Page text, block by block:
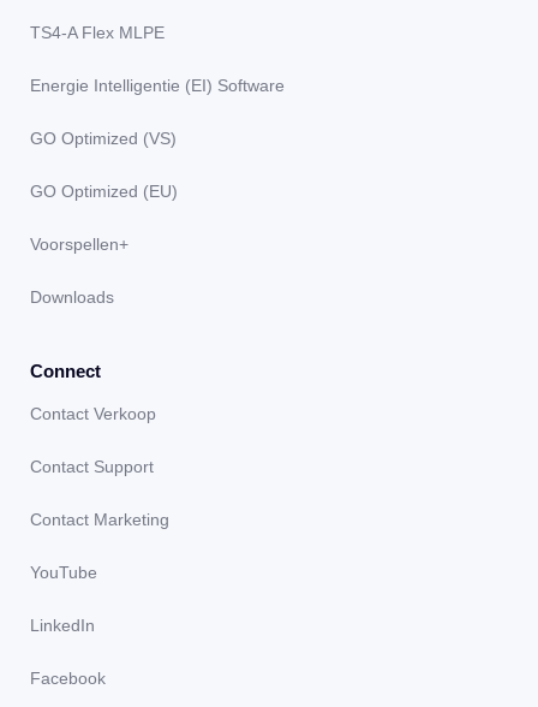
TS4-A Flex MLPE
Energie Intelligentie (EI) Software
GO Optimized (VS)
GO Optimized (EU)
Voorspellen+
Downloads
Connect
Contact Verkoop
Contact Support
Contact Marketing
YouTube
LinkedIn
Facebook